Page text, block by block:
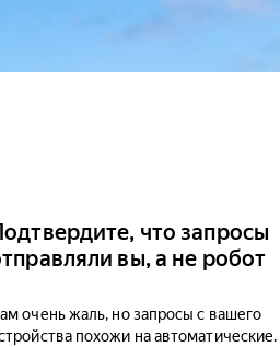
что запросы
вы, а не робот
очень жаль, но запросы с вашего
похожи на автоматические.